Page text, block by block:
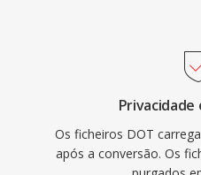
Privacidade
Os ficheiros DOT
após a conversão. Os